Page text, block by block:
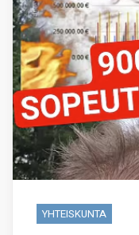
YHTEISKUNTA